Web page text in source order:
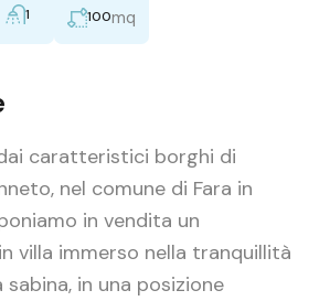
1
100mq
caratteristici borghi di
nel comune di Fara in
in vendita un
villa immerso nella tranquillità
in una posizione